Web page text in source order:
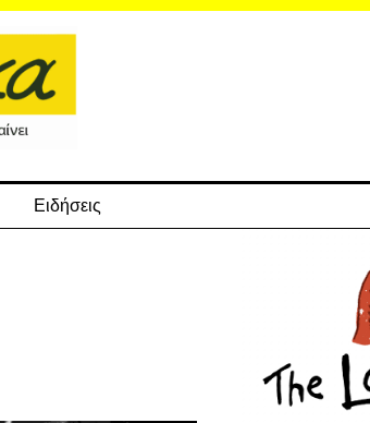
Ειδήσεις